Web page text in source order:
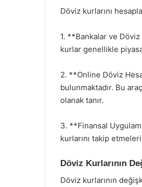
Döviz kurlarını
1. **Bankalar ve Döviz
kurlar genellikle
2. **Online Döviz
bulunmaktadır. Bu
olanak tanır.
3. **Finansal
kurlarını takip
Döviz Kurlarının
Döviz kurlarının